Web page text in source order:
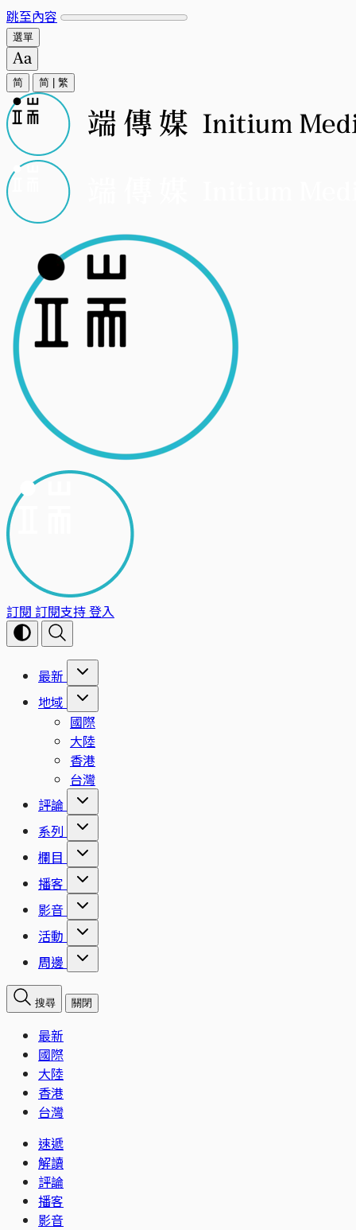
跳至內容
選單
简 简 繁
訂閱 訂閱支持登入
最新
地域
國際
大陸
香港
台灣
評論
系列
欄目
播客
影音
活動
周邊
搜尋 關閉
最新
國際
大陸
香港
台灣
速遞
解讀
評論
播客
影音